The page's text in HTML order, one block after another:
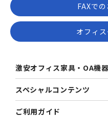
FAXで
オフィ
激安オフィス家具・OA機器
スペシャルコンテンツ
ご利用ガイド